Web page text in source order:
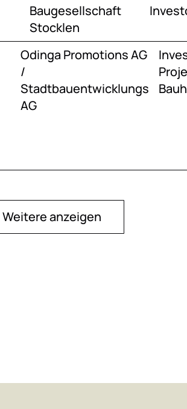
Baugesellschaft
Stocklen
Odinga Promotions AG
/
Stadtbauentwicklungs
AG
Weitere anzeigen